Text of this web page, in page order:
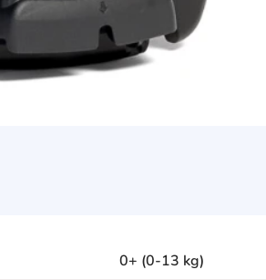
0+ (0-13 kg)